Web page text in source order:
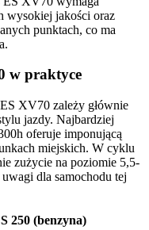
wysokiej jakości oraz
punktach, co ma
w praktyce
XV70 zależy głównie
jazdy. Najbardziej
oferuje imponującą
miejskich. W cyklu
zużycie na poziomie 5,5-
dla samochodu tej
250 (benzyna)